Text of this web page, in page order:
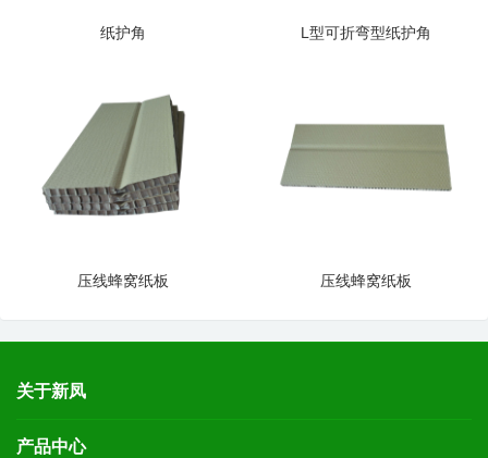
纸护角 L型可折弯型纸护角
压线蜂窝纸板 压线蜂窝纸板
关于新凤
产品中心